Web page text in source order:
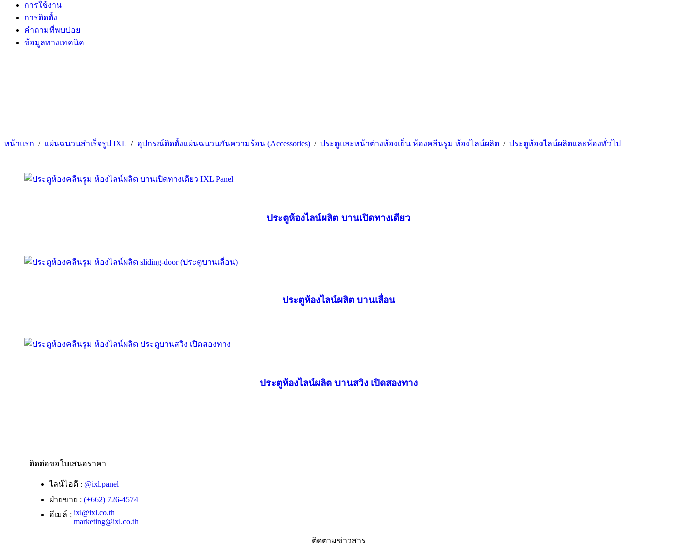
การใช้งาน
การติดตั้ง
คำถามที่พบบ่อย
ข้อมูลทางเทคนิค
หน้าแรก / แผ่นฉนวนสำเร็จรูป IXL / อุปกรณ์ติดตั้งแผ่นฉนวนกันความร้อน (Accessories) / ประตูและหน้าต่างห้องเย็น ห้องคลีนรูม ห้องไลน์ผลิต / ประตูห้องไลน์ผลิตและห้องทั่วไป
ประตูห้องไลน์ผลิต บานเปิดทางเดียว
ประตูห้องไลน์ผลิต บานเลื่อน
ประตูห้องไลน์ผลิต บานสวิง เปิดสองทาง
ติดต่อขอใบเสนอราคา
ไลน์ไอดี : @ixl.panel
ฝ่ายขาย : (+662) 726-4574
อีเมล์ : ixl@ixl.co.th
marketing@ixl.co.th
ติดตามข่าวสาร